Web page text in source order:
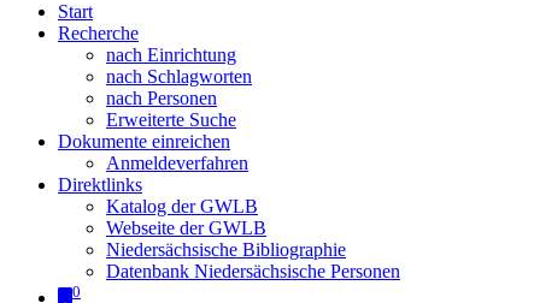
Start
Recherche
nach Einrichtung
nach Schlagworten
nach Personen
Erweiterte Suche
Dokumente einreichen
Anmeldeverfahren
Direktlinks
Katalog der GWLB
Webseite der GWLB
Niedersächsische Bibliographie
Datenbank Niedersächsische Personen
0